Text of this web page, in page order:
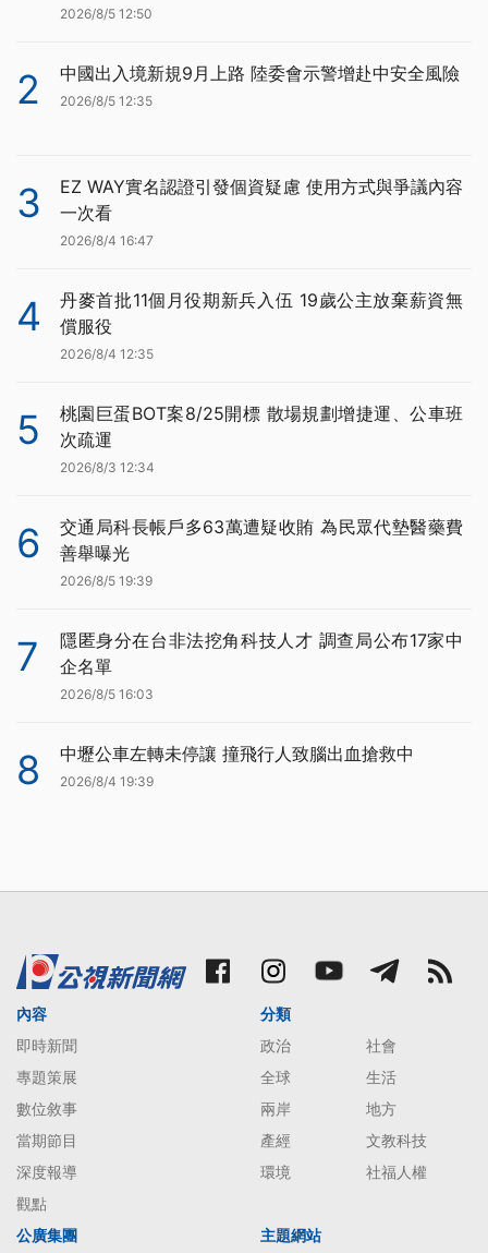
2026/8/5 12:50
2 中國出入境新規9月上路 陸委會示警增赴中安全風險
2026/8/5 12:35
3
EZ WAY實名認證引發個資疑慮 使用方式與爭議內容
一次看
2026/8/4 16:47
4
丹麥首批11個月役期新兵入伍 19歲公主放棄薪資無
償服役
2026/8/4 12:35
5
桃園巨蛋BOT案8/25開標 散場規劃增捷運、公車班
次疏運
2026/8/3 12:34
6
交通局科長帳戶多63萬遭疑收賄 為民眾代墊醫藥費
善舉曝光
2026/8/5 19:39
7
隱匿身分在台非法挖角科技人才 調查局公布17家中
企名單
2026/8/5 16:03
8 中壢公車左轉未停讓 撞飛行人致腦出血搶救中
2026/8/4 19:39
內容
即時新聞
專題策展
數位敘事
當期節目
深度報導
觀點
分類
政治
社會
全球
生活
兩岸
地方
產經
文教科技
環境
社福人權
公廣集團 主題網站